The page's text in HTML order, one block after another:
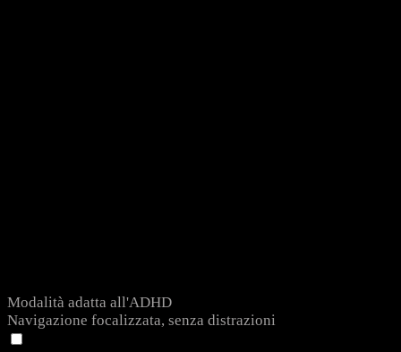
Modalità adatta all'ADHD
Navigazione focalizzata, senza distrazioni